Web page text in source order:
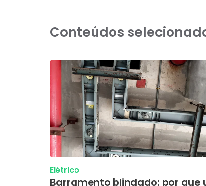
Conteúdos
Elétrico
Barramento blindado: por que